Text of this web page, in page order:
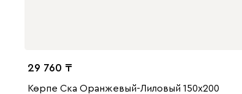
29 760
Көрпе Ска Оранжевый-Лиловый 150x200